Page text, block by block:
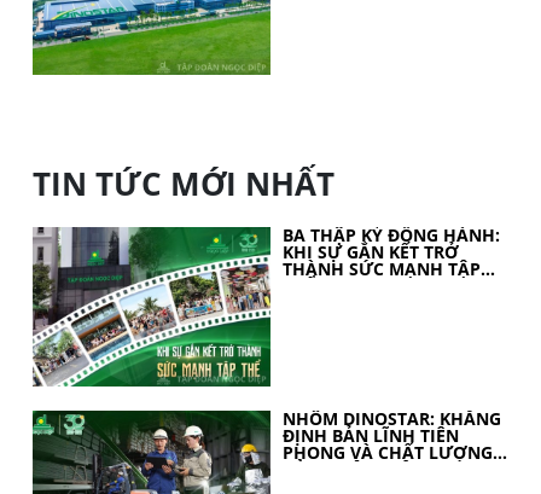
TIN TỨC MỚI NHẤT
BA THẬP KỶ ĐỒNG HÀNH:
KHI SỰ GẮN KẾT TRỞ
THÀNH SỨC MẠNH TẬP
THỂ
NHÔM DINOSTAR: KHẲNG
ĐỊNH BẢN LĨNH TIÊN
PHONG VÀ CHẤT LƯỢNG
CỦA NHÔM VIỆT